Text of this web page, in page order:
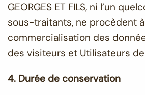
GEORGES ET FILS, ni l’un
sous-traitants, ne procèdent
commercialisation des
des visiteurs et Utilisateurs
4. Durée de conservation